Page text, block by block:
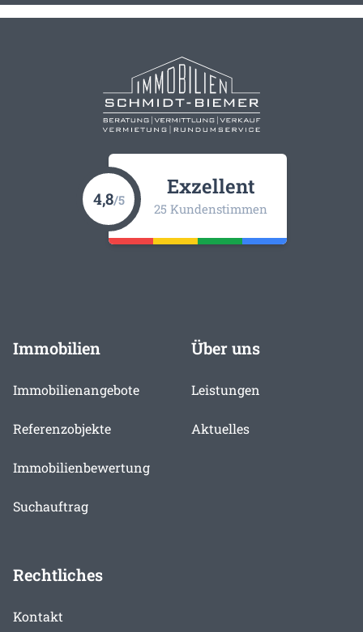
4,8/5
Exzellent
25 Kundenstimmen
Immobilien
Immobilienangebote
Referenzobjekte
Immobilienbewertung
Suchauftrag
Über uns
Leistungen
Aktuelles
Rechtliches
Kontakt